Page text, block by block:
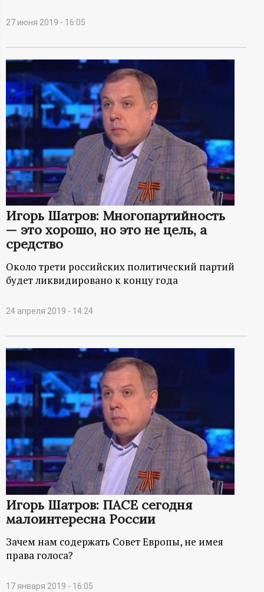
-
и
н
ф
о
р
м
а
ц
и
н
ы
й
п
о
р
т
а
л
27 июня 2019 - 16:05
Игорь Шатров: Многопартийность
— это хорошо, но это не цель, а
средство
Около трети российских политический партий
будет ликвидировано к концу года
24 апреля 2019 - 14:24
Игорь Шатров: ПАСЕ сегодня
малоинтересна России
Зачем нам содержать Совет Европы, не имея
права голоса?
17 января 2019 - 16:05